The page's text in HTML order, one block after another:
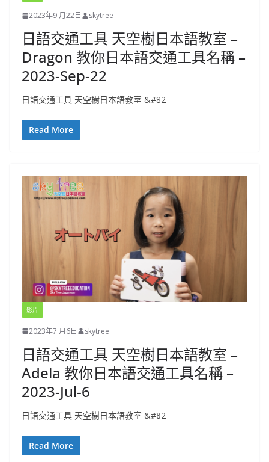
2023年9 月22日 skytree
日語交通工具 天空樹日本語教室 –
Dragon 教你日本語交通工具名稱 –
2023-Sep-22
日語交通工具 天空樹日本語教室 &#82
Read More
影片
2023年7 月6日 skytree
日語交通工具 天空樹日本語教室 –
Adela 教你日本語交通工具名稱 –
2023-Jul-6
日語交通工具 天空樹日本語教室 &#82
Read More